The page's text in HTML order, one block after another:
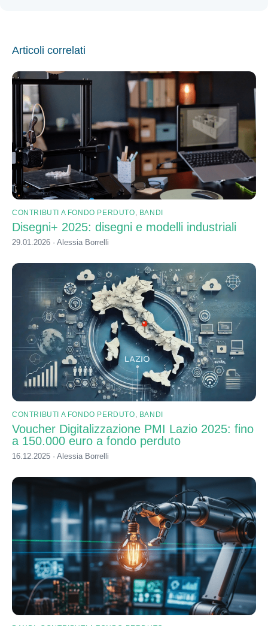
Articoli correlati
CONTRIBUTI A FONDO PERDUTO, BANDI
Disegni+ 2025: disegni e modelli industriali
29.01.2026 · Alessia Borrelli
CONTRIBUTI A FONDO PERDUTO, BANDI
Voucher Digitalizzazione PMI Lazio 2025: fino
a 150.000 euro a fondo perduto
16.12.2025 · Alessia Borrelli